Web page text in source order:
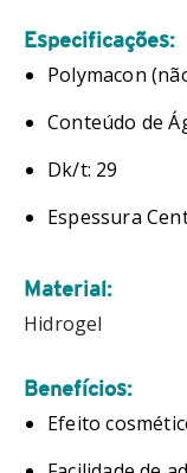
Especificações:
Polymacon
Conteúdo de
Dk/t: 29
Espessura
Material:
Hidrogel
Benefícios:
Efeito